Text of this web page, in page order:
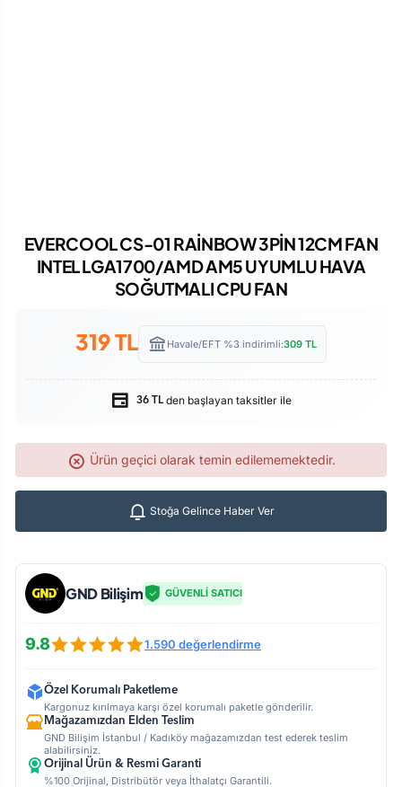
EVERCOOL CS-01 RAİNBOW 3PİN 12CM FAN
INTEL LGA1700/AMD AM5 UYUMLU HAVA
SOĞUTMALI CPU FAN
319TL Havale/EFT %3 indirimli:309 TL
36 TL den başlayan taksitler ile
Ürün geçici olarak temin edilememektedir.
Stoğa Gelince Haber Ver
GND Bilişim GÜVENLİ SATICI
9.8 1.590 değerlendirme
Özel Korumalı Paketleme
Kargonuz kırılmaya karşı özel korumalı paketle gönderilir.
Mağazamızdan Elden Teslim
GND Bilişim İstanbul / Kadıköy mağazamızdan test ederek teslim
alabilirsiniz.
Orijinal Ürün & Resmi Garanti
%100 Orijinal, Distribütör veya İthalatçı Garantili.